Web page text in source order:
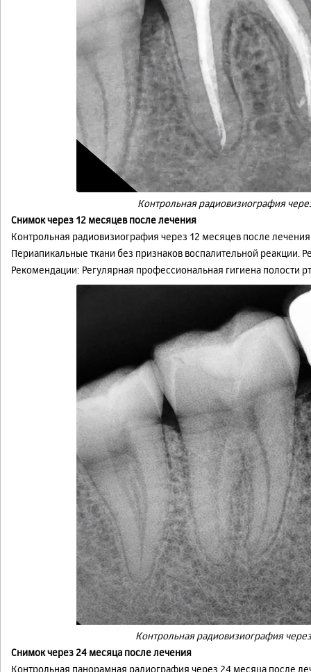
Контрольная радиовизиография
Снимок через 12 месяцев после лечения
Контрольная радиовизиография через 12 месяцев после лечения
Периапикальные ткани без признаков воспалительной реакции.
Рекомендации: Регулярная профессиональная гигиена полости
Контрольная радиовизиография
Снимок через 24 месяца после лечения
Контрольная панорамная радиография через 24 месяца после